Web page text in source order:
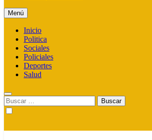
Menú
Inicio
Politica
Sociales
Policiales
Deportes
Salud
Buscar: